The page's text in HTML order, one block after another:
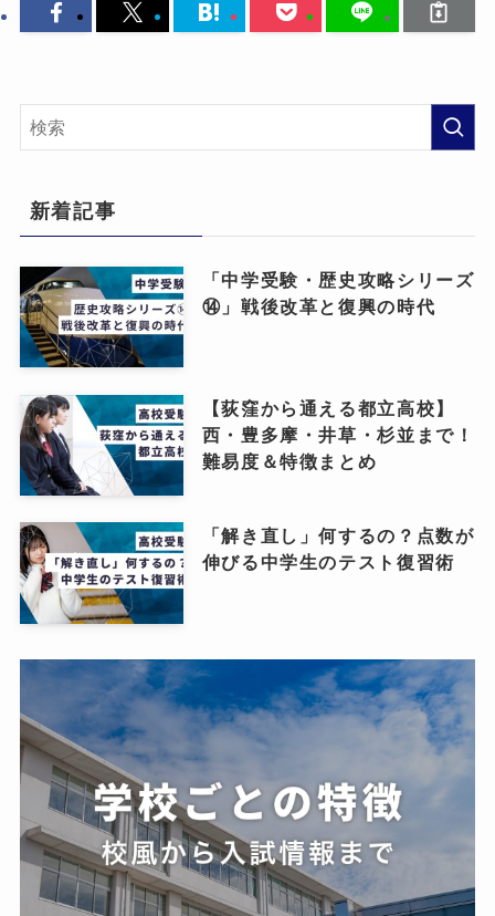
新着記事
「中学受験・歴史攻略シリーズ
⑭」戦後改革と復興の時代
【荻窪から通える都立高校】
西・豊多摩・井草・杉並まで！
難易度＆特徴まとめ
「解き直し」何するの？点数が
伸びる中学生のテスト復習術